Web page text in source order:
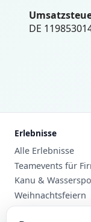
DE
Erlebnisse
Alle Erlebnisse
Teamevents für
Kanu &
Weihnachtsfeiern